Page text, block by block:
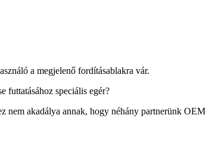
a megjelenő fordításablakra vár.
futtatásához speciális egér?
nem akadálya annak, hogy néhány partnerünk OEM